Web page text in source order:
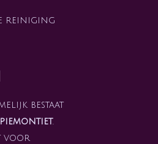
reiniging
bestaat
.
voor